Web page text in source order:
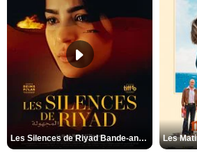
Les Silences de Riyad Bande-annonce VO STFR